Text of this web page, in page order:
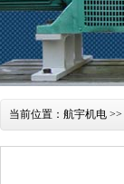
当前位置： 航宇机电 >>